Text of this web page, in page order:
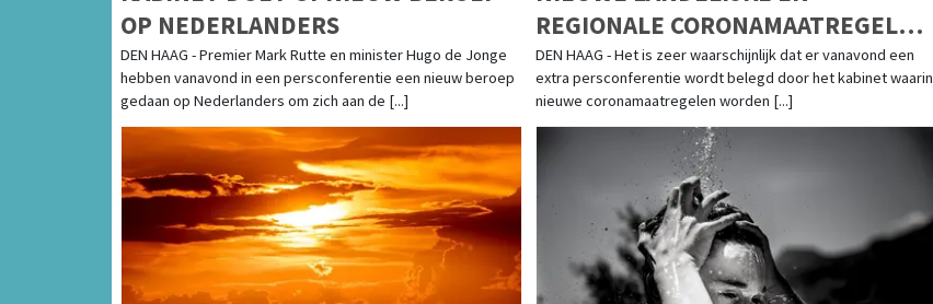
OP NEDERLANDERS
DEN HAAG - Premier Mark Rutte en minister Hugo de Jonge
hebben vanavond in een persconferentie een nieuw beroep
gedaan op Nederlanders om zich aan de [...]
REGIONALE CORONAMAATREGELEN
VERWACHT
DEN HAAG - Het is zeer waarschijnlijk dat er vanavond een
extra persconferentie wordt belegd door het kabinet waarin
nieuwe coronamaatregelen worden [...]